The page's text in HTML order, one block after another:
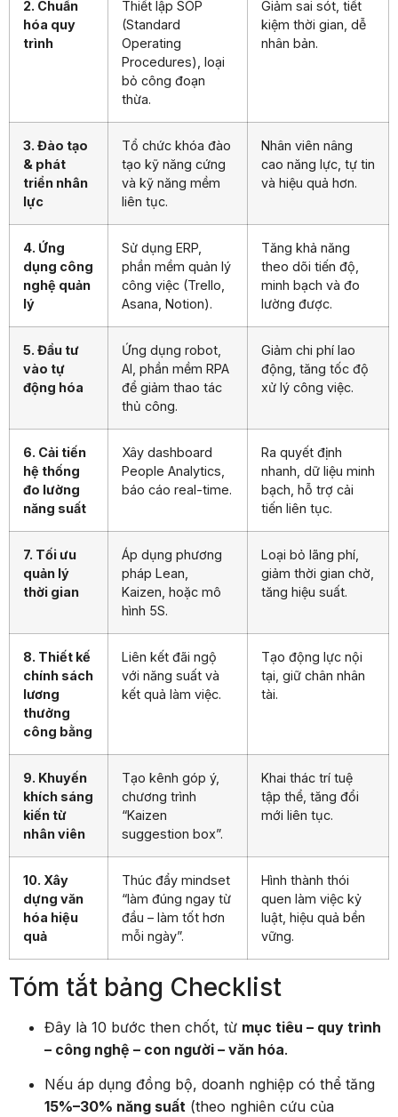
2. Chuẩn
hóa quy
trình
Thiết lập SOP
(Standard
Operating
Procedures), loại
bỏ công đoạn
thừa.
Giảm sai sót, tiết
kiệm thời gian, dễ
nhân bản.
3. Đào tạo
& phát
triển nhân
lực
Tổ chức khóa đào
tạo kỹ năng cứng
và kỹ năng mềm
liên tục.
Nhân viên nâng
cao năng lực, tự tin
và hiệu quả hơn.
4. Ứng
dụng công
nghệ quản
lý
Sử dụng ERP,
phần mềm quản lý
công việc (Trello,
Asana, Notion).
Tăng khả năng
theo dõi tiến độ,
minh bạch và đo
lường được.
5. Đầu tư
vào tự
động hóa
Ứng dụng robot,
AI, phần mềm RPA
để giảm thao tác
thủ công.
Giảm chi phí lao
động, tăng tốc độ
xử lý công việc.
6. Cải tiến
hệ thống
đo lường
năng suất
Xây dashboard
People Analytics,
báo cáo real-time.
Ra quyết định
nhanh, dữ liệu minh
bạch, hỗ trợ cải
tiến liên tục.
7. Tối ưu
quản lý
thời gian
Áp dụng phương
pháp Lean,
Kaizen, hoặc mô
hình 5S.
Loại bỏ lãng phí,
giảm thời gian chờ,
tăng hiệu suất.
8. Thiết kế
chính sách
lương
thưởng
công bằng
Liên kết đãi ngộ
với năng suất và
kết quả làm việc.
Tạo động lực nội
tại, giữ chân nhân
tài.
9. Khuyến
khích sáng
kiến từ
nhân viên
Tạo kênh góp ý,
chương trình
“Kaizen
suggestion box”.
Khai thác trí tuệ
tập thể, tăng đổi
mới liên tục.
10. Xây
dựng văn
hóa hiệu
quả
Thúc đẩy mindset
“làm đúng ngay từ
đầu – làm tốt hơn
mỗi ngày”.
Hình thành thói
quen làm việc kỷ
luật, hiệu quả bền
vững.
Tóm tắt bảng Checklist
Đây là 10 bước then chốt, từ mục tiêu – quy trình
– công nghệ – con người – văn hóa.
Nếu áp dụng đồng bộ, doanh nghiệp có thể tăng
15%–30% năng suất (theo nghiên cứu của